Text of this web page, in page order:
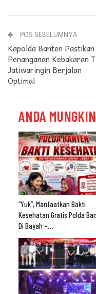
POS SEBELUMNYA
Kapolda Banten Pastikan
Penanganan Kebakaran
Jatiwaringin Berjalan
Optimal
ANDA
“Yuk”, Manfaatkan Bakti
Kesehatan Gratis Polda
Di Bayah –…